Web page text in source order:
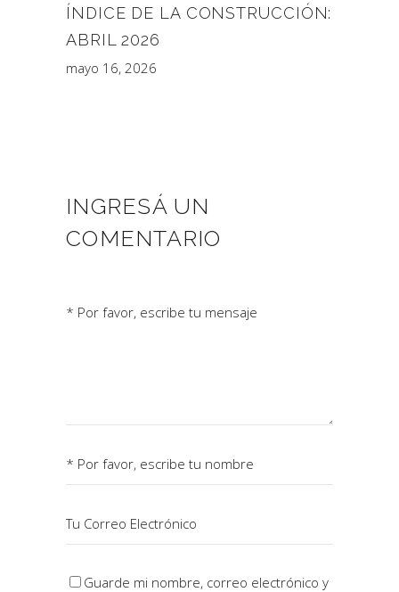
ÍNDICE DE LA CONSTRUCCIÓN:
ABRIL 2026
mayo 16, 2026
INGRESÁ UN
COMENTARIO
Guarde mi nombre, correo electrónico y